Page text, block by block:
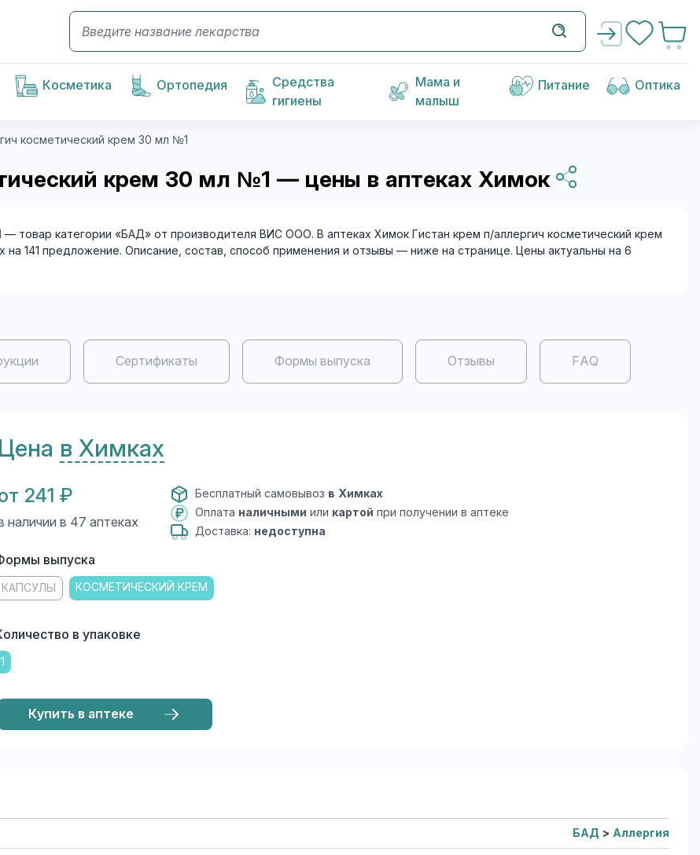
Косметика Ортопедия
Средства
гигиены
Мама и
малыш
Питание Оптика
косметический крем 30 мл №1
крем 30 мл №1 — цены в аптеках Химок
— товар категории «БАД» от производителя ВИС ООО. В аптеках Химок Гистан крем п/аллергич косметический крем
на 141 предложение. Описание, состав, способ применения и отзывы — ниже на странице. Цены актуальны на 6
Сертификаты Формы выпуска Отзывы FAQ
Цена в Химках
241 ₽
наличии в 47 аптеках
Бесплатный самовывоз в Химках
Оплата наличными или картой при получении в аптеке
Доставка: недоступна
выпуска
КАПСУЛЫ КОСМЕТИЧЕСКИЙ КРЕМ
в упаковке
1
Купить в аптеке
БАД > Аллергия